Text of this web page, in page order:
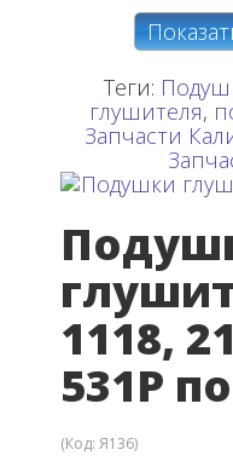
Теги:
глушителя,
Запчасти
1118,
531Р
(Код: Я136)